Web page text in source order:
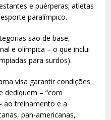
e puérperas; atletas
paralímpico.
são de base,
e olímpica – o que inclui
para surdos).
visa garantir condições
dediquem – “com
ao treinamento e a
pan-americanas,